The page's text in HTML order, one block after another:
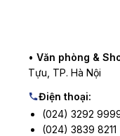
• Văn phòng &
Tựu, TP. Hà Nội
Điện thoại:
(024) 3292
(024) 3839 8211